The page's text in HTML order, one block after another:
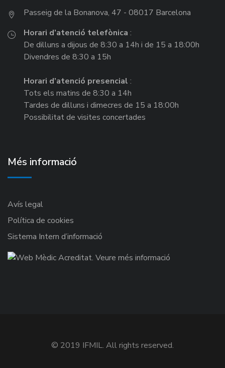
Passeig de la Bonanova, 47 - 08017 Barcelona
Horari d’atenció telefònica :
De dilluns a dijous de 8:30 a 14h i de 15 a 18:00h
Divendres de 8:30 a 15h
Horari d’atenció presencial :
Tots els matins de 8:30 a 14h
Tardes de dilluns i dimecres de 15 a 18:00h
Possibilitat de visites concertades
Més informació
Avís legal
Política de cookies
Sistema Intern d’informació
© 2019 IFMIL. All rights reserved.